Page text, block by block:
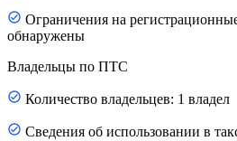
Ограничения на
обнаружены
Владельцы по ПТС
Количество владельцев: 1 владел
Сведения об использовании в